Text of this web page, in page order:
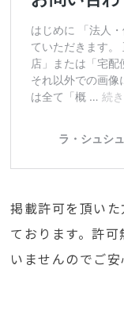
掲載許可を頂い
ております。許
いませんのでご安